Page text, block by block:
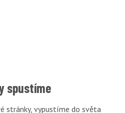
spustíme
stránky, vypustíme do světa